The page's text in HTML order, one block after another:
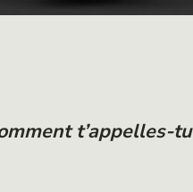
t’appelles-